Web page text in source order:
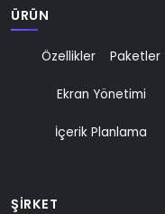
ÜRÜN
Özellikler Paketler
Ekran Yönetimi
İçerik Planlama
ŞİRKET